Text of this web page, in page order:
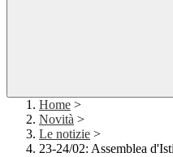
Home >
Novità >
Le notizie >
23-24/02: Assemblea